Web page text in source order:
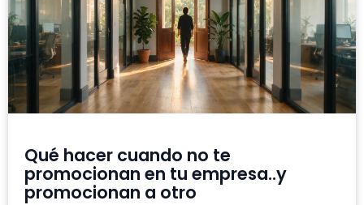
Qué hacer cuando no te
promocionan en tu empresa..y
promocionan a otro